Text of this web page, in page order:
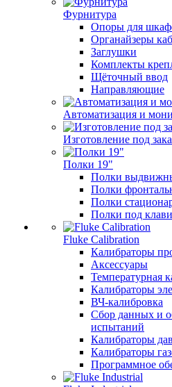
Фурнитура
Опоры для
Органайзеры
Заглушки
Комплекты
Щёточный ввод
Направляющие
Автоматизация и
Изготовление под
Полки 19"
Полки
Полки
Полки
Полки под
Fluke Calibration
Калибраторы
Аксессуары
Температурная
Калибраторы
ВЧ-калибровка
Сбор данных и
испытаний
Калибраторы
Калибраторы
Программное